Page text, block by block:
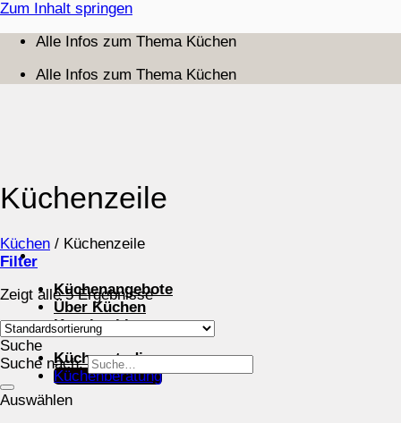
Zum Inhalt springen
Alle Infos zum Thema Küchen
Alle Infos zum Thema Küchen
Küchenangebote
Über Küchen
Kuechenblog
Küchenstudios
Küchenberatung
Küchenzeile
Küchen / Küchenzeile
Filter
Zeigt alle 5 Ergebnisse
Suche
Suche nach:
Auswählen